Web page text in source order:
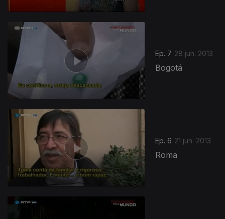
Ep. 7 28 jun. 2013
Bogotá
Ep. 6 21 jun. 2013
Roma